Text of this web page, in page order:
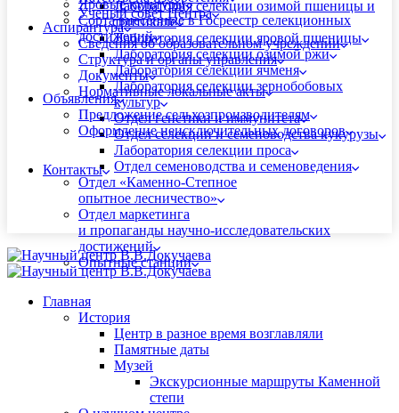
Лаборатория селекции озимой пшеницы и
тритикале
Лаборатория селекции яровой пшеницы
Лаборатория селекции озимой ржи
Лаборатория селекции ячменя
Лаборатория селекции зернобобовых
культур
Отдел генетики и иммунитета
Отдел селекции и семеноводства кукурузы
Лаборатория селекции проса
Отдел семеноводства и семеноведения
Отдел «Каменно-Степное
опытное лесничество»
Отдел маркетинга
и пропаганды научно-исследовательских
достижений
Опытные станции
Ученый совет Центра
Яровые культуры
Сорта внесённые в Госреестр селекционных
достижений
Аспирантура
Сведения об образовательном учреждении
Структура и органы управления
Документы
Нормативные локальные акты
Объявления
Предложение сельхозпроизводителям
Оформление неисключительных договоров
Контакты
Главная
История
Центр в разное время возглавляли
Памятные даты
Музей
Экскурсионные маршруты Каменной
степи